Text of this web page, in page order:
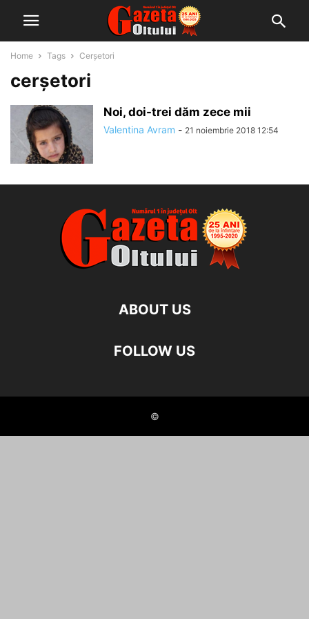
Home Tags Cerșetori
cerșetori
Noi, doi-trei dăm zece mii
Valentina Avram - 21 noiembrie 2018 12:54
ABOUT US
FOLLOW US
©